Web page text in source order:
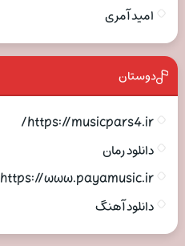
امید آمری
دوستان
https://musicpars4.ir/
دانلود رمان
https://www.payamusic.ir/
دانلود آهنگ